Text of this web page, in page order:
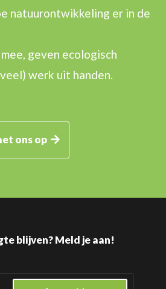
natuurontwikkeling er in de
geven ecologisch
werk uit handen.
ons op
blijven? Meld je aan!